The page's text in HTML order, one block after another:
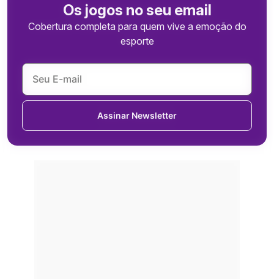
Os jogos no seu email
Cobertura completa para quem vive a emoção do
esporte
Assinar Newsletter